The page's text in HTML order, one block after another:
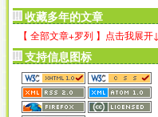
收藏多年的文章
【 全部文章+罗列 】点击我展开↓
支持信息图标